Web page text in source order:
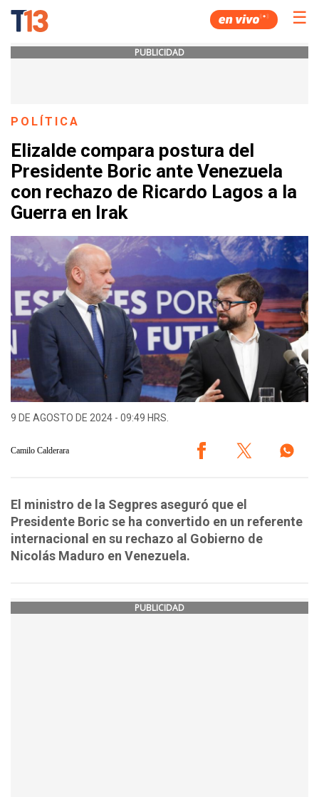
☰
PUBLICIDAD
POLÍTICA
Elizalde compara postura del
Presidente Boric ante Venezuela
con rechazo de Ricardo Lagos a la
Guerra en Irak
9 DE AGOSTO DE 2024 - 09:49 HRS.
Camilo Calderara
El ministro de la Segpres aseguró que el
Presidente Boric se ha convertido en un referente
internacional en su rechazo al Gobierno de
Nicolás Maduro en Venezuela.
PUBLICIDAD